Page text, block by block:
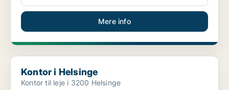
Mere info
Kontor i Helsinge
Kontor i Helsinge
Kontor til leje i 3200 Helsinge